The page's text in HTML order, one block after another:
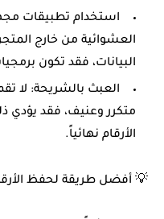
استخدام تطبيقات
العشوائية من خارج
البيانات، فقد تكون
العبث بالشريحة: لا
متكرر وعنيف، فقد يؤدي
الأرقام نهائياً.
💡 أفضل طريقة لحفظ